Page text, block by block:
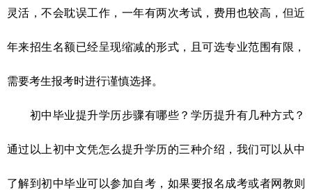
灵活，不会耽误工作，一年有两次考试，费用也较高，但近
年来招生名额已经呈现缩减的形式，且可选专业范围有限，
需要考生报考时进行谨慎选择。
初中毕业提升学历步骤有哪些？学历提升有几种方式？
通过以上初中文凭怎么提升学历的三种介绍，我们可以从中
了解到初中毕业可以参加自考，如果要报名成考或者网教则